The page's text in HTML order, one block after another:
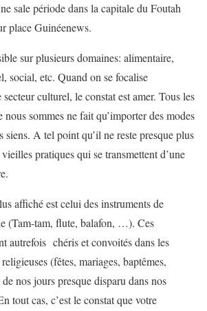
sale période dans la capitale du Foutah
place Guinéenews.
sur plusieurs domaines: alimentaire,
social, etc. Quand on se focalise
culturel, le constat est amer. Tous les
sommes ne fait qu’importer des modes
siens. A tel point qu’il ne reste presque plus
pratiques qui se transmettent d’une
affiché est celui des instruments de
(Tam-tam, flute, balafon, …). Ces
autrefois chéris et convoités dans les
(fêtes, mariages, baptêmes,
nos jours presque disparu dans nos
tout cas, c’est le constat que votre